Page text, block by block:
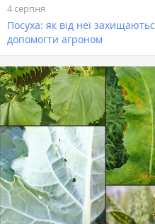
4 серпня
Посуха: як від неї
допомогти агроном